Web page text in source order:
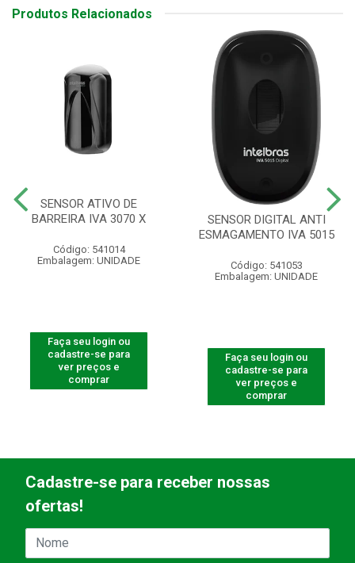
Produtos Relacionados
SENSOR ATIVO DE
BARREIRA IVA 3070 X
Código: 541014
Embalagem: UNIDADE
Faça seu login ou
cadastre-se para
ver preços e
comprar
SENSOR DIGITAL ANTI
ESMAGAMENTO IVA 5015
Código: 541053
Embalagem: UNIDADE
Faça seu login ou
cadastre-se para
ver preços e
comprar
Cadastre-se para receber nossas
ofertas!